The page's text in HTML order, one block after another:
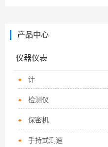
产品中心
仪器仪表
计
检测仪
保密机
手持式测速